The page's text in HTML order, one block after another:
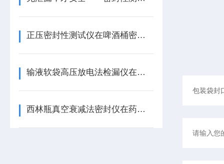
正压密封性测试仪在啤酒桶密封性检测中的应用方案——基于GB/T17714
输液软袋高压放电法检漏仪在药品包装密封完整性检测中的解决方案
西林瓶真空衰减法密封仪在药品包装密封检测中的解决方案